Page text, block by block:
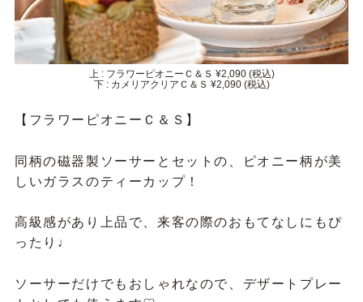
上 : フラワーピオニーＣ＆Ｓ ¥2,090 (税込)
下 : カメリアクリアＣ＆Ｓ ¥2,090 (税込)
【フラワーピオニーＣ＆Ｓ】
同柄の磁器製ソーサーとセットの、ピオニー柄が美
しいガラスのティーカップ！
高級感があり上品で、来客の際のおもてなしにもぴ
ったり♩
ソーサーだけでもおしゃれなので、デザートプレー